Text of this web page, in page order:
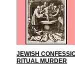
JEWISH
RITUAL MURDER